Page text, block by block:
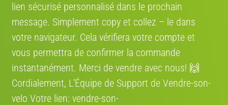
€ 60
Albuch Kotter
2000 · Vélo ville
€ 855
SUN CITY FIRST 2017
lien sécurisé personnalisé dans le prochain
message. Simplement сору et collez – le dans
votre navigateur. Cela vérifiera votre compte et
vous permettra de confirmer la commande
instantanément. Merci de vendre avec nous! 🙌
Cordialement, L’Équipe de Support de Vendre-son-
velo Votre lien: vendre-son-